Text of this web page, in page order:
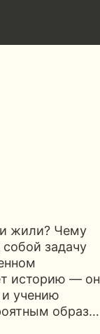
жили? Чему
задачу
историю — он
и учению
образ…